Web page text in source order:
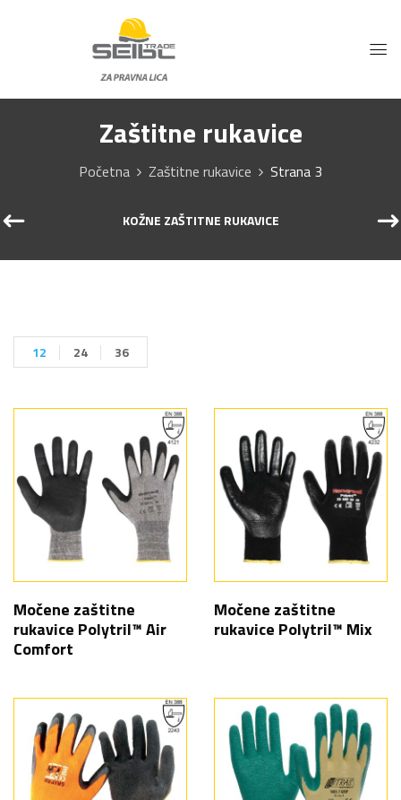
Zaštitne rukavice
Početna Zaštitne rukavice Strana 3
KOŽNE ZAŠTITNE RUKAVICE
12 24 36
Močene zaštitne
rukavice Polytril™ Air
Comfort
Močene zaštitne
rukavice Polytril™ Mix